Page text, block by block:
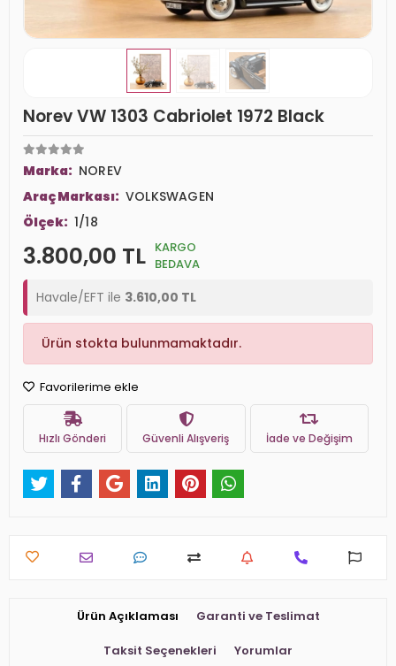
Norev VW 1303 Cabriolet 1972 Black
Marka: NOREV
Araç Markası: VOLKSWAGEN
Ölçek: 1/18
3.800,00 TL KARGO
BEDAVA
Havale/EFT ile 3.610,00 TL
Ürün stokta bulunmamaktadır.
Favorilerime ekle
Hızlı Gönderi Güvenli Alışveriş İade ve Değişim
Ürün Açıklaması Garanti ve Teslimat
Taksit Seçenekleri Yorumlar